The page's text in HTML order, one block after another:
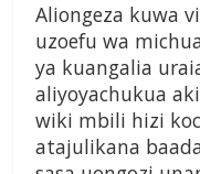
Aliongeza kuwa
uzoefu wa
ya kuangalia
aliyoyachukua
wiki mbili hizi
atajulikana